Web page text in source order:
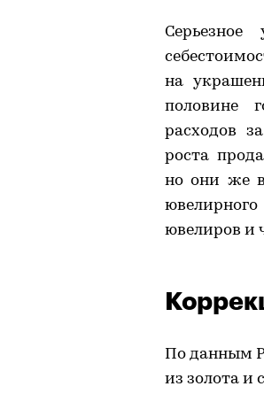
на
половине
расходов
роста
но они же
ювелиров и
По данным
из золота и